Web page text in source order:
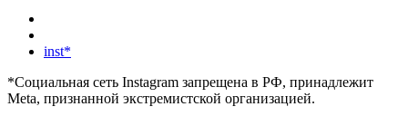
inst*
*Социальная сеть Instagram запрещена в РФ, принадлежит
Meta, признанной экстремистской организацией.